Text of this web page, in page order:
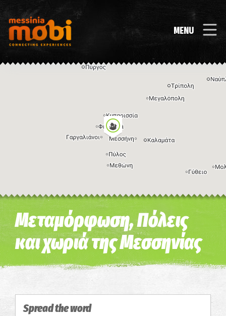
MENU
Η εικόνα ενδέχεται να υπόκειται σε πνευματικά δικαιώματα Όροι
Μεταμόρφωση, Πόλεις
και χωριά της Μεσσηνίας
Spread the word